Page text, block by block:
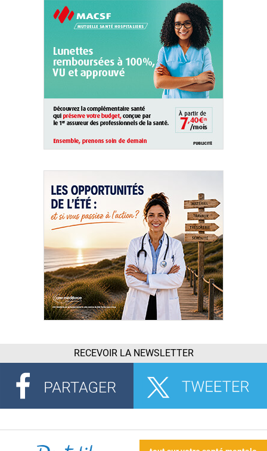
RECEVOIR LA NEWSLETTER